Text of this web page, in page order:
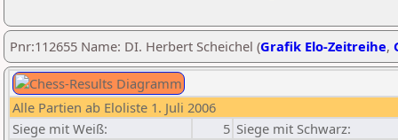
Pnr:112655 Name: DI. Herbert Scheichel (Grafik Elo-Zeitreihe,
Alle Partien ab Eloliste 1. Juli 2006
Siege mit Weiß:
5 Siege mit Schwarz: